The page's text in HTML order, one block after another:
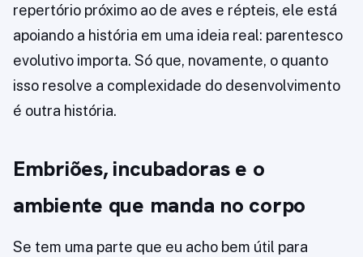
repertório próximo ao de aves e répteis, ele está
apoiando a história em uma ideia real: parentesco
evolutivo importa. Só que, novamente, o quanto
isso resolve a complexidade do desenvolvimento
é outra história.
Embriões, incubadoras e o
ambiente que manda no corpo
Se tem uma parte que eu acho bem útil para